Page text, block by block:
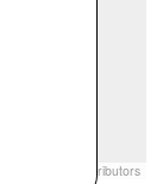
contributors